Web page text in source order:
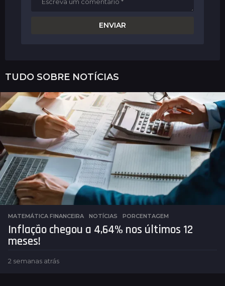
TUDO SOBRE NOTÍCIAS
MATEMÁTICA FINANCEIRA ,NOTÍCIAS PORCENTAGEM
Inflação chegou a 4,64% nos últimos 12
meses!
2 semanas atrás